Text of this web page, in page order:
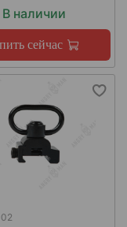
В наличии
сейчас